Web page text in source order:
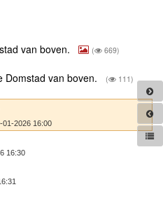
van boven. ( 669)
Domstad van boven. ( 111)
2026 16:00
16:30